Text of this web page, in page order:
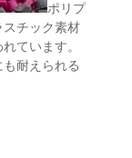
ポリプ
スチック素材
ています。
耐えられる